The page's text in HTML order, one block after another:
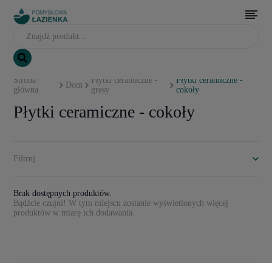
Strona
główna
Dom
Płytki ceramiczne -
gresy
Płytki ceramiczne -
cokoły
Płytki ceramiczne - cokoły
Filtruj
Brak dostępnych produktów.
Bądźcie czujni! W tym miejscu zostanie wyświetlonych więcej
produktów w miarę ich dodawania.